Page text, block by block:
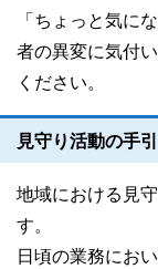
「ちょっと気に
者の異変に気付
ください。
見守り活動の手
地域における見
す。
日頃の業務にお